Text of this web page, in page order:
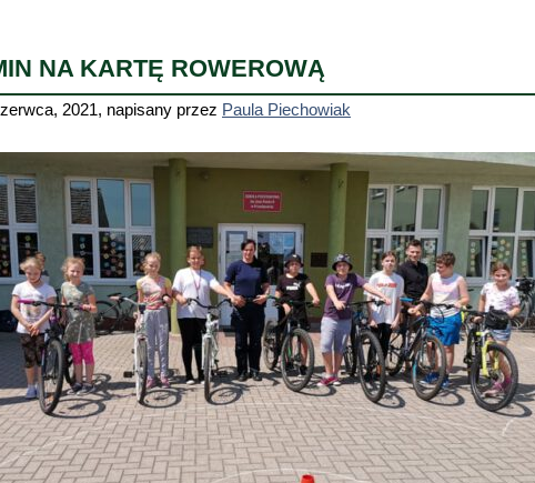
NA KARTĘ ROWEROWĄ
2021, napisany przez Paula Piechowiak